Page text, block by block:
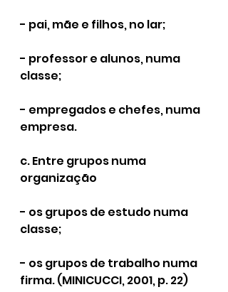
- pai, mãe e filhos, no lar;
- professor e alunos, numa
classe;
- empregados e chefes, numa
empresa.
c. Entre grupos numa
organização
- os grupos de estudo numa
classe;
- os grupos de trabalho numa
firma. (MINICUCCI, 2001, p. 22)